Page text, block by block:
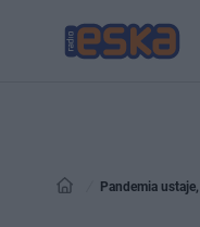
Pandemia